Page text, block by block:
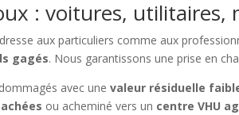
: voitures,
aux particuliers comme aux
gagés. Nous garantissons une prise en
avec unevaleur résiduelle
ou acheminé vers un centre VHU